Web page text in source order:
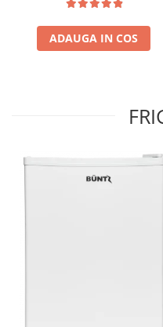
ADAUGA IN COS